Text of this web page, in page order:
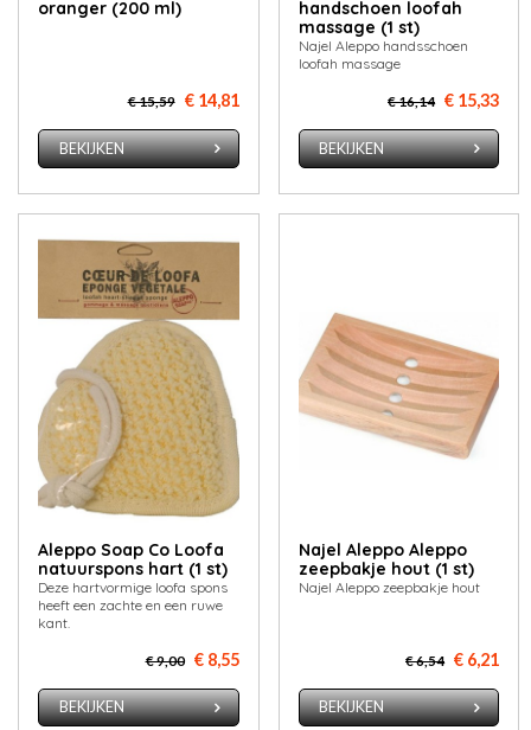
oranger (200 ml)
€ 15,59 € 14,81
BEKIJKEN
handschoen loofah
massage (1 st)
Najel Aleppo handsschoen
loofah massage
€ 16,14 € 15,33
BEKIJKEN
Aleppo Soap Co Loofa
natuurspons hart (1 st)
Deze hartvormige loofa spons
heeft een zachte en een ruwe
kant.
€ 9,00 € 8,55
BEKIJKEN
Najel Aleppo Aleppo
zeepbakje hout (1 st)
Najel Aleppo zeepbakje hout
€ 6,54 € 6,21
BEKIJKEN